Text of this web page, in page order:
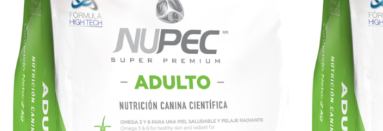
SIGN UP NOW / QUICK VIEW